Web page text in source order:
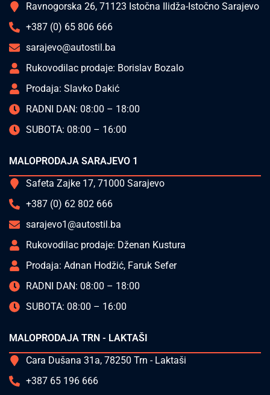
Ravnogorska 26, 71123 Istočna Ilidža-Istočno Sarajevo
+387 (0) 65 806 666
sarajevo@autostil.ba
Rukovodilac prodaje: Borislav Bozalo
Prodaja: Slavko Dakić
RADNI DAN: 08:00 – 18:00
SUBOTA: 08:00 – 16:00
MALOPRODAJA SARAJEVO 1
Safeta Zajke 17, 71000 Sarajevo
+387 (0) 62 802 666
sarajevo1@autostil.ba
Rukovodilac prodaje: Dženan Kustura
Prodaja: Adnan Hodžić, Faruk Sefer
RADNI DAN: 08:00 – 18:00
SUBOTA: 08:00 – 16:00
MALOPRODAJA TRN - LAKTAŠI
Cara Dušana 31a, 78250 Trn - Laktaši
+387 65 196 666